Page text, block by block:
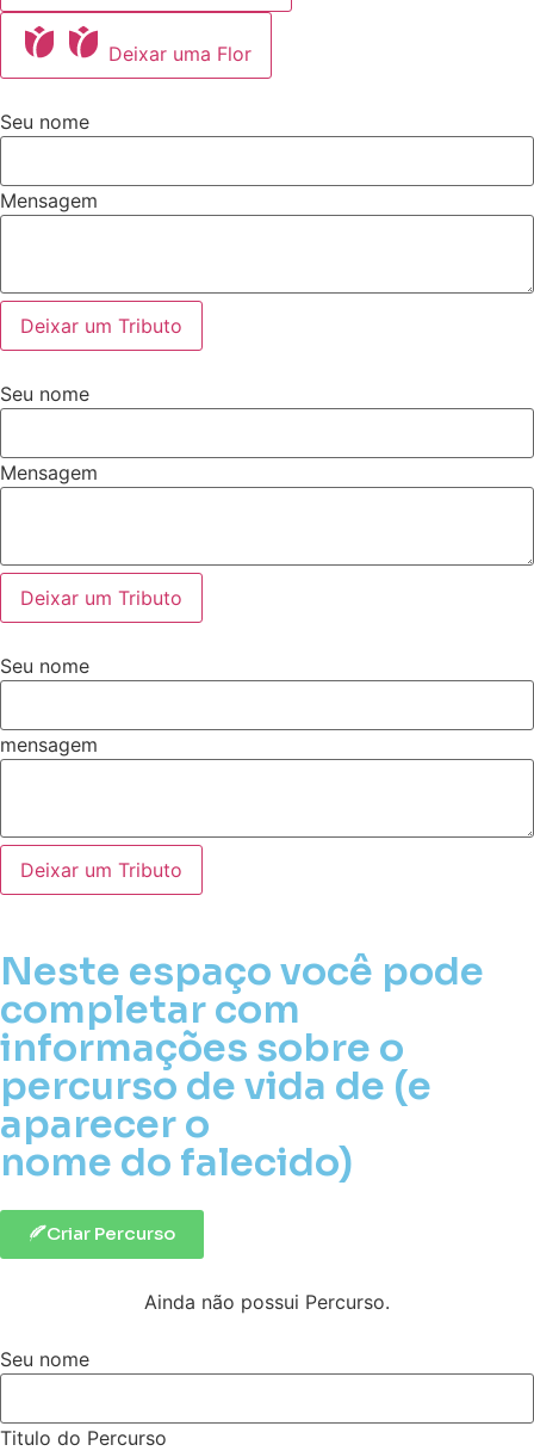
Deixar uma Flor
Seu nome
Mensagem
Deixar um Tributo
Seu nome
Mensagem
Deixar um Tributo
Seu nome
mensagem
Deixar um Tributo
Neste espaço você pode
completar com
informações sobre o
percurso de vida de (e
aparecer o
nome do falecido)
Criar Percurso
Ainda não possui Percurso.
Seu nome
Titulo do Percurso